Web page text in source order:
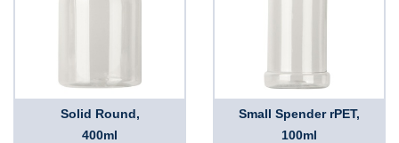
Solid Round,
400ml
Small Spender rPET,
100ml